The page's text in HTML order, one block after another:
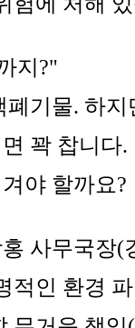
지?"
폐기물. 하
꽉 찹니다
야 할까요?
사무국장(
적인 환경